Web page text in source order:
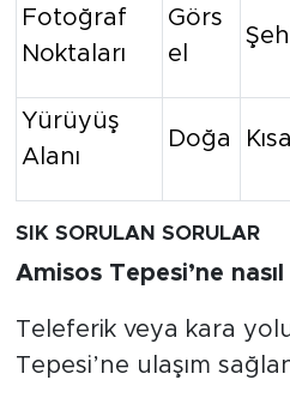
Fotoğraf
Noktaları
Görs
el
Yürüyüş
Alanı
Doğa
SIK SORULAN SORULAR
Amisos Tepesi’ne
Teleferik veya kara
Tepesi’ne ulaşım